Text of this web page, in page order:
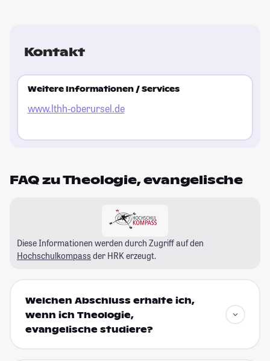
Kontakt
Weitere Informationen / Services
www.lthh-oberursel.de
FAQ zu Theologie, evangelische
Diese Informationen werden durch Zugriff auf den
Hochschulkompass der HRK erzeugt.
Welchen Abschluss erhalte ich,
wenn ich Theologie,
evangelische studiere?